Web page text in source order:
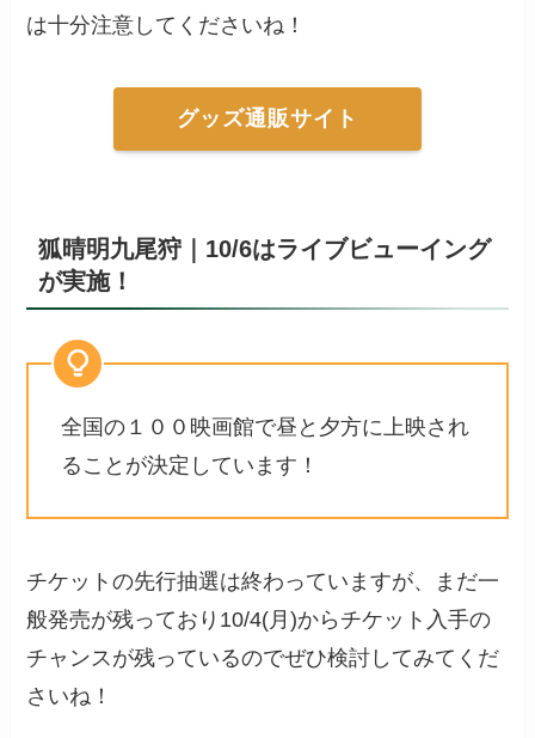
は十分注意してくださいね！
グッズ通販サイト
狐晴明九尾狩｜10/6はライブビューイング
が実施！
全国の１００映画館で昼と夕方に上映され
ることが決定しています！
チケットの先行抽選は終わっていますが、まだ一
般発売が残っており10/4(月)からチケット入手の
チャンスが残っているのでぜひ検討してみてくだ
さいね！